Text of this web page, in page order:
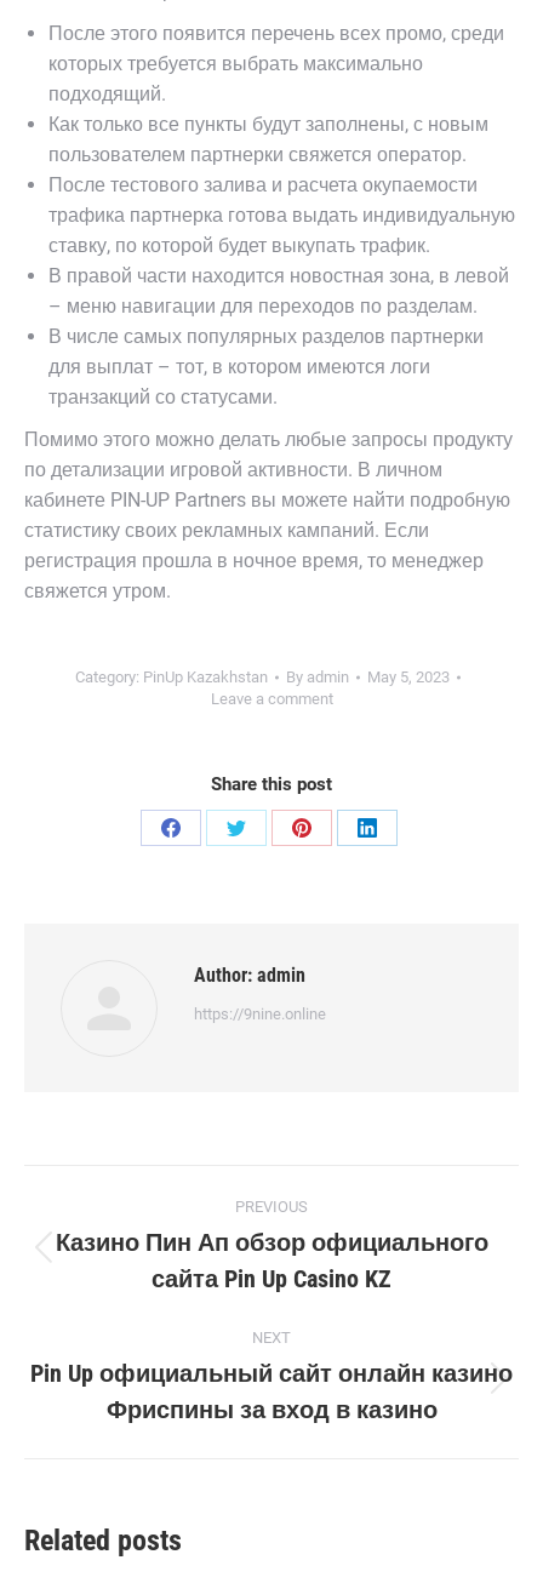
После этого появится перечень всех промо, среди
которых требуется выбрать максимально
подходящий.
Как только все пункты будут заполнены, с новым
пользователем партнерки свяжется оператор.
После тестового залива и расчета окупаемости
трафика партнерка готова выдать индивидуальную
ставку, по которой будет выкупать трафик.
В правой части находится новостная зона, в левой
– меню навигации для переходов по разделам.
В числе самых популярных разделов партнерки
для выплат – тот, в котором имеются логи
транзакций со статусами.
Помимо этого можно делать любые запросы продукту
по детализации игровой активности. В личном
кабинете PIN-UP Partners вы можете найти подробную
статистику своих рекламных кампаний. Если
регистрация прошла в ночное время, то менеджер
свяжется утром.
Category: PinUp Kazakhstan By admin
May 5, 2023
Leave a comment
Share this post
Share
Share
Share
Share
Author: admin
https://9nine.online
navigation
PREVIOUS
Previous
post:
Казино Пин Ап обзор официального
сайта Pin Up Casino KZ
NEXT
post:
Pin Up официальный сайт онлайн казино
Фриспины за вход в казино
Related posts